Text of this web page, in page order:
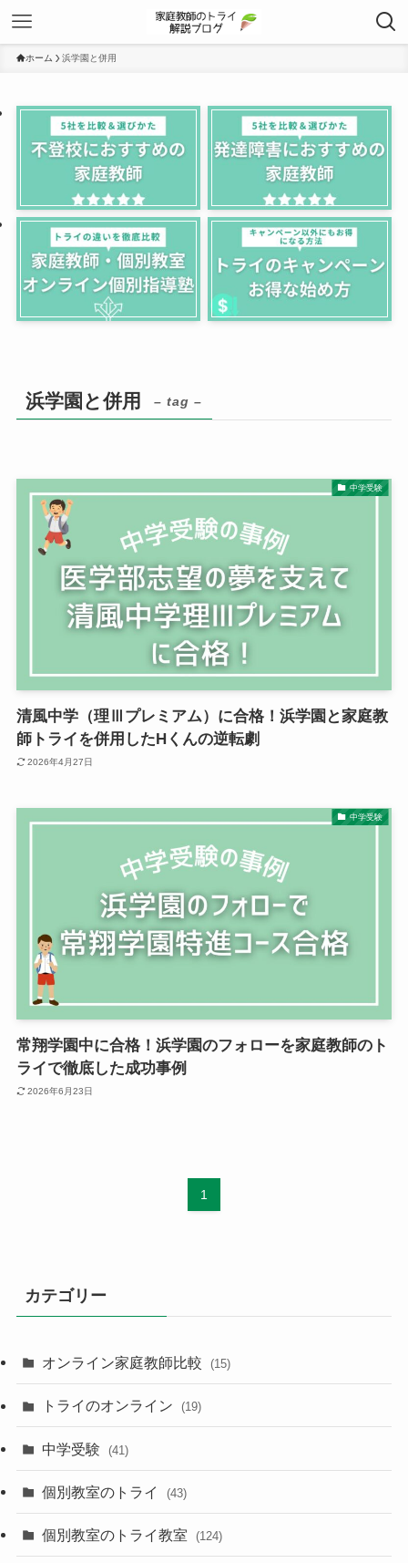
ホーム 浜学園と併用
浜学園と併用 – tag –
中学受験
清風中学（理Ⅲプレミアム）に合格！浜学園と家庭教
師トライを併用したHくんの逆転劇
2026年4月27日
中学受験
常翔学園中に合格！浜学園のフォローを家庭教師のト
ライで徹底した成功事例
2026年6月23日
1
カテゴリー
オンライン家庭教師比較 (15)
トライのオンライン (19)
中学受験 (41)
個別教室のトライ (43)
個別教室のトライ教室 (124)